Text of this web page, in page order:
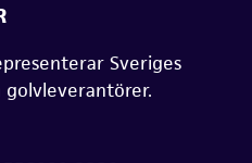
Sveriges